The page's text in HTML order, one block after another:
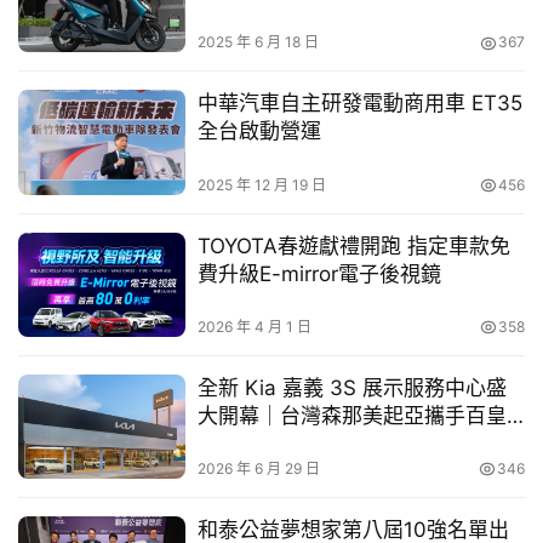
車
幫
忙
跨
玩
C
A
R
環 (4)碳纖維方向盤飾板 (5)碳纖維專屬銘板。限量500
組，送完為止。前述贈品以實物為準且須於交車時同時搭
套件組者，不需額外支付安裝費用，並將由原購車經銷商提
供安裝及保固服務，保固期限為自交車日起4年或120,000
公里以內（以先到者為準）。前述贈品均有作動限制，且與
洽原購車經銷商了解使用手冊及相關公吿説明。任何贈品使
用及保固相關疑問，請逕洽原購車經銷商，和泰汽車不負任
何贈品擔保責任。本活動不適用租賃、政府機關、專案批/
標購者及營業車。
註2：各項安全配備作動均有條件限制，相關內容請洽各地
經銷商，以瞭解車主使用手冊相關說明。實際道路行駛時，
受車速、路況及天候等因素影響，駕駛仍須參考車主使用手
2025 年 6 月 18 日 367
中華汽車自主研發電動商用車 ET35
全台啟動營運
2025 年 12 月 19 日 456
TOYOTA春遊獻禮開跑 指定車款免
費升級E-mirror電子後視鏡
2026 年 4 月 1 日 358
全新 Kia 嘉義 3S 展示服務中心盛
大開幕｜台灣森那美起亞攜手百皇
2026 年 6 月 29 日 346
和泰公益夢想家第八屆10強名單出